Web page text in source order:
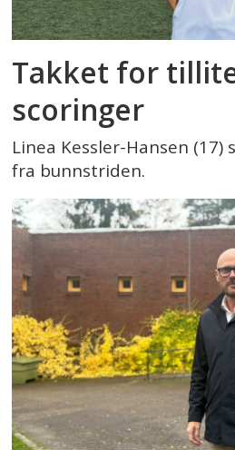
Takket for
scoringer
Linea Kessler-Hansen
fra bunnstriden.